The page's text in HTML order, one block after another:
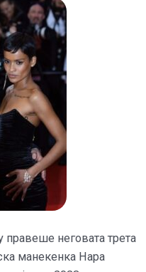
неговата трета
манекенка Нара